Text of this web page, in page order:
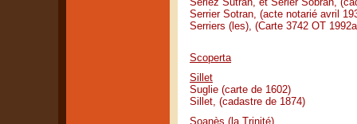
Serrier Sotran, (acte notarié avril
Serriers (les), (Carte 3742 OT
Scoperta
Sillet
Suglie (carte de 1602)
Sillet, (cadastre de 1874)
Soanès (la Trinité)